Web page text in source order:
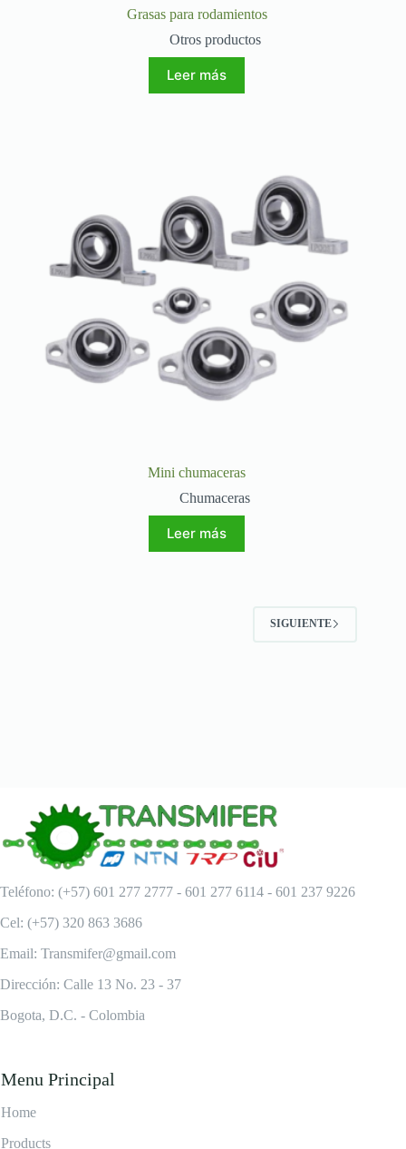
Grasas para rodamientos
Otros productos
Leer más
Mini chumaceras
Chumaceras
Leer más
SIGUIENTE
Teléfono: (+57) 601 277 2777 - 601 277 6114 - 601 237 9226
Cel: (+57) 320 863 3686
Email: Transmifer@gmail.com
Dirección: Calle 13 No. 23 - 37
Bogota, D.C. - Colombia
Menu Principal
Home
Products